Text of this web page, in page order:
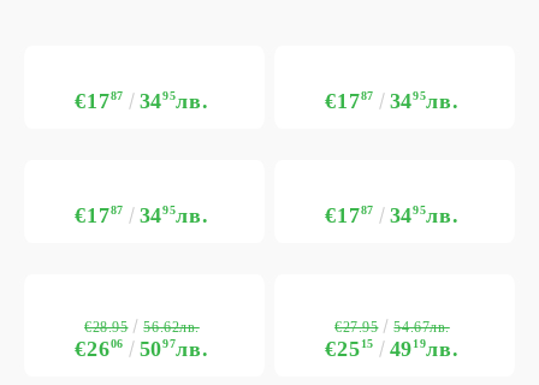
€1787 3495лв. €1787 3495лв.
€1787 3495лв. €1787 3495лв.
€2606 5097лв.
€28.95 56.62лв.
€2515 4919лв.
€27.95 54.67лв.